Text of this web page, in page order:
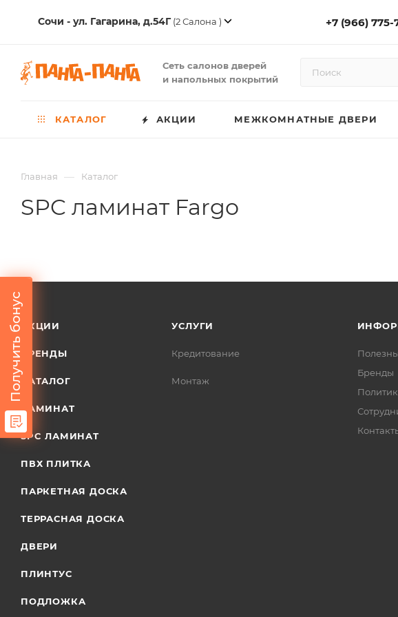
Сочи - ул. Гагарина, д.54Г(2 Салона ) +7 (966) 775-
Сеть салонов дверей
и напольных покрытий
КАТАЛОГ АКЦИИ МЕЖКОМНАТНЫЕ ДВЕРИ
Главная — Каталог
SPC ламинат Fargo
АКЦИИ
БРЕНДЫ
КАТАЛОГ
ЛАМИНАТ
SPC ЛАМИНАТ
ПВХ ПЛИТКА
ПАРКЕТНАЯ ДОСКА
ТЕРРАСНАЯ ДОСКА
ДВЕРИ
ПЛИНТУС
ПОДЛОЖКА
УСЛУГИ
Кредитование
Монтаж
Бренды
Получить бонус